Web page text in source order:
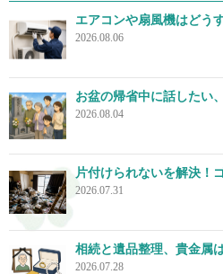
エアコンや扇風機はどう
2026.08.06
お盆の帰省中に話したい
2026.08.04
片付けられないを解決！
2026.07.31
相続と遺品整理、貴金属
2026.07.28